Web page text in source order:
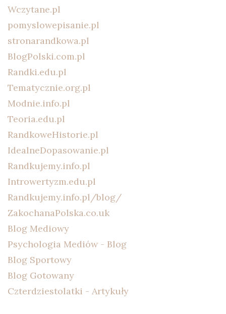
Wczytane.pl
pomyslowepisanie.pl
stronarandkowa.pl
BlogPolski.com.pl
Randki.edu.pl
Tematycznie.org.pl
Modnie.info.pl
Teoria.edu.pl
RandkoweHistorie.pl
IdealneDopasowanie.pl
Randkujemy.info.pl
Introwertyzm.edu.pl
Randkujemy.info.pl/blog/
ZakochanaPolska.co.uk
Blog Mediowy
Psychologia Mediów - Blog
Blog Sportowy
Blog Gotowany
Czterdziestolatki - Artykuły